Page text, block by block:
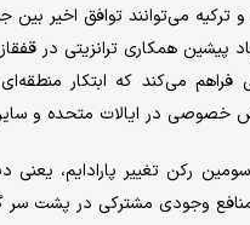
می‌توانند توافق اخیر بین
پیشین همکاری ترانزیتی در
در ایالات متحده و
رکن تغییر پارادایم، یعنی
وجودی مشترکی در پشت سر